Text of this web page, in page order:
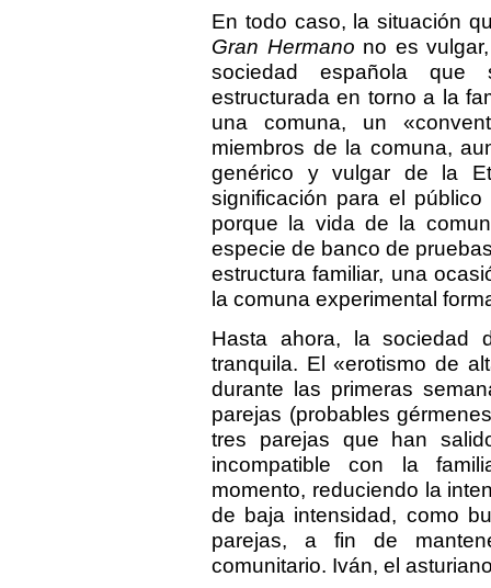
En todo caso, la situación
Gran Hermano no es
sociedad española que
estructurada en torno a la
una comuna, un
miembros de la comuna,
genérico y vulgar de la
significación para el
porque la vida de la
especie de banco de
estructura familiar, una
la comuna experimental
Hasta ahora, la sociedad
tranquila. El «erotismo de
durante las primeras
parejas (probables
tres parejas que han
incompatible con la
momento, reduciendo la
de baja intensidad, como
parejas, a fin de
comunitario. Iván, el